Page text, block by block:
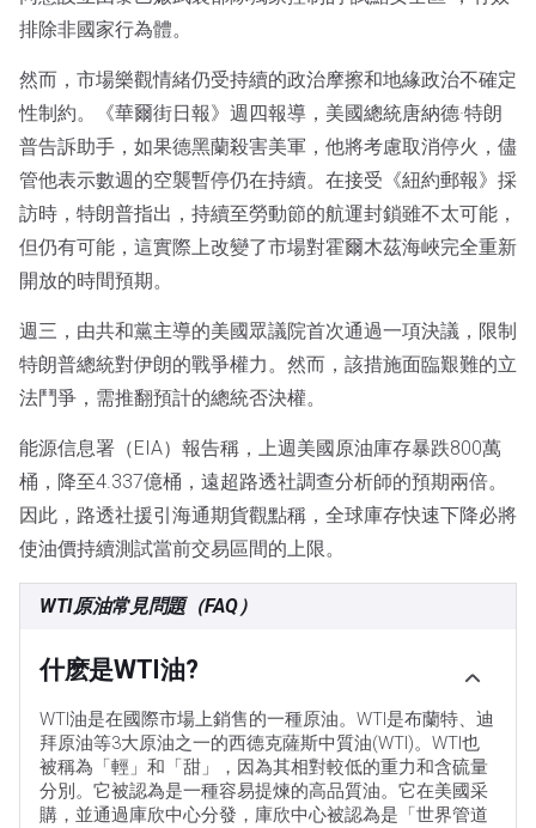
排除非國家行為體。
然而，市場樂觀情緒仍受持續的政治摩擦和地緣政治不確定
性制約。《華爾街日報》週四報導，美國總統唐納德·特朗
普告訴助手，如果德黑蘭殺害美軍，他將考慮取消停火，儘
管他表示數週的空襲暫停仍在持續。在接受《紐約郵報》採
訪時，特朗普指出，持續至勞動節的航運封鎖雖不太可能，
但仍有可能，這實際上改變了市場對霍爾木茲海峽完全重新
開放的時間預期。
週三，由共和黨主導的美國眾議院首次通過一項決議，限制
特朗普總統對伊朗的戰爭權力。然而，該措施面臨艱難的立
法鬥爭，需推翻預計的總統否決權。
能源信息署（EIA）報告稱，上週美國原油庫存暴跌800萬
桶，降至4.337億桶，遠超路透社調查分析師的預期兩倍。
因此，路透社援引海通期貨觀點稱，全球庫存快速下降必將
使油價持續測試當前交易區間的上限。
WTI原油常見問題（FAQ）
什麽是WTI油?
WTI油是在國際市場上銷售的一種原油。WTI是布蘭特、迪
拜原油等3大原油之一的西德克薩斯中質油(WTI)。WTI也
被稱為「輕」和「甜」，因為其相對較低的重力和含硫量
分別。它被認為是一種容易提煉的高品質油。它在美國采
購，並通過庫欣中心分發，庫欣中心被認為是「世界管道